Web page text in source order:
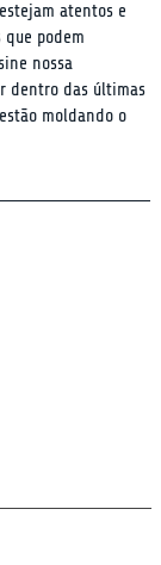
atentos e
que podem
nossa
dentro das últimas
moldando o